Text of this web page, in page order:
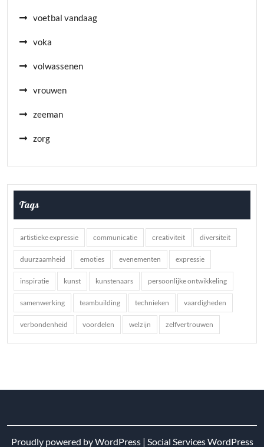
voetbal vandaag
voka
volwassenen
vrouwen
zeeman
zorg
Tags
artistieke expressie communicatie creativiteit diversiteit
duurzaamheid emoties evenementen expressie
inspiratie kunst kunstenaars persoonlijke ontwikkeling
samenwerking teambuilding technieken vaardigheden
verbondenheid voordelen welzijn zelfvertrouwen
Proudly powered by WordPress | Social Services WordPress